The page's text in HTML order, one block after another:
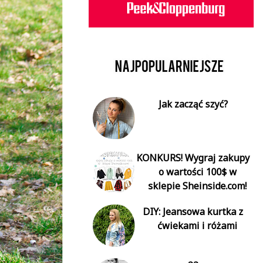
Jak zacząć szyć?
KONKURS! Wygraj zakupy
o wartości 100$ w
sklepie Sheinside.com!
DIY: Jeansowa kurtka z
ćwiekami i różami